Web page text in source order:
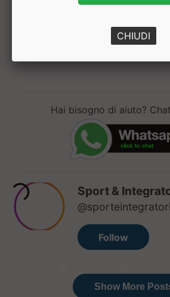
1
Hai bisogno di aiuto?
CHIUDI